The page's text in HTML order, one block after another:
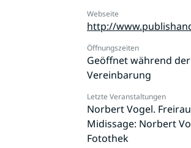
Webseite
http://
Öffnungszeiten
Geöffnet während
Vereinbarung
Letzte Veranstaltungen
Norbert Vogel.
Midissage: Norbert
Fotothek